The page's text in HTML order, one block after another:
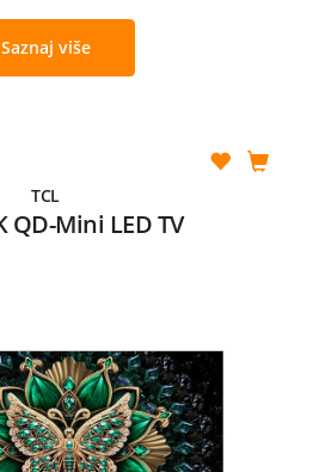
Saznaj više
TCL
QD-Mini LED TV